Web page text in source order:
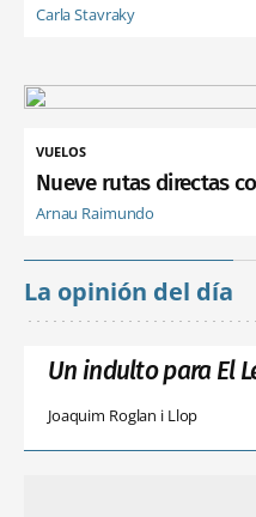
Carla Stavraky
VUELOS
Nueve rutas directas
Arnau Raimundo
La opinión del día
Un indulto para El
Joaquim Roglan i Llop